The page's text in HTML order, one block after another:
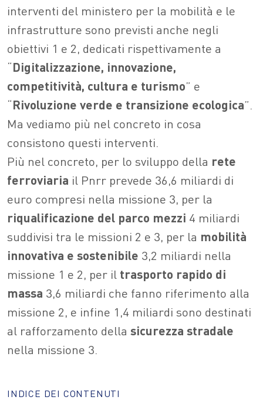
interventi del ministero per la mobilità e le
infrastrutture sono previsti anche negli
obiettivi 1 e 2, dedicati rispettivamente a
“Digitalizzazione, innovazione,
competitività, cultura e turismo” e
“Rivoluzione verde e transizione ecologica”.
Ma vediamo più nel concreto in cosa
consistono questi interventi.
Più nel concreto, per lo sviluppo della rete
ferroviaria il Pnrr prevede 36,6 miliardi di
euro compresi nella missione 3, per la
riqualificazione del parco mezzi 4 miliardi
suddivisi tra le missioni 2 e 3, per la mobilità
innovativa e sostenibile 3,2 miliardi nella
missione 1 e 2, per il trasporto rapido di
massa 3,6 miliardi che fanno riferimento alla
missione 2, e infine 1,4 miliardi sono destinati
al rafforzamento della sicurezza stradale
nella missione 3.
INDICE DEI CONTENUTI